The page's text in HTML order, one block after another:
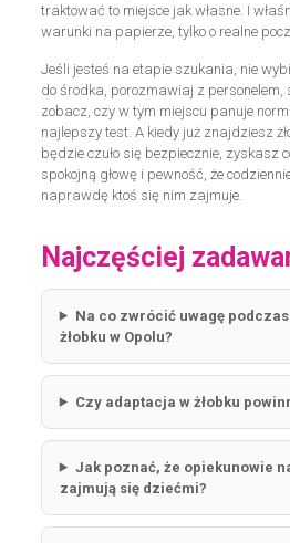
traktować to miejsce jak własne. I
warunki na papierze, tylko o realne
Jeśli jesteś na etapie szukania, nie
do środka, porozmawiaj z
zobacz, czy w tym miejscu panuje
najlepszy test. A kiedy już znajdziesz
będzie czuło się bezpiecznie, zyskasz
spokojną głowę i pewność, że
naprawdę ktoś się nim zajmuje.
Najczęściej
Na co zwrócić uwagę
żłobku w Opolu?
Czy adaptacja w żłobku
Jak poznać, że opiekunowie
zajmują się dziećmi?